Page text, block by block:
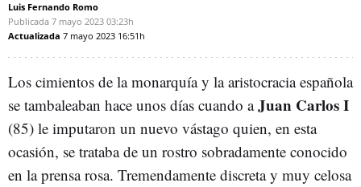
Luis Fernando Romo
Publicada 7 mayo 2023 03:23h
Actualizada 7 mayo 2023 16:51h
Los cimientos de la monarquía y la aristocracia española
se tambaleaban hace unos días cuando aJuan Carlos I
(85) le imputaron un nuevo vástago quien, en esta
ocasión, se trataba de un rostro sobradamente conocido
en la prensa rosa. Tremendamente discreta y muy celosa